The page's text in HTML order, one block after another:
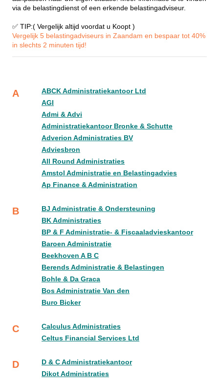
via de belastingdienst of een erkende belastingadviseur.
✅ TIP:( Vergelijk altijd voordat u Koopt )
Vergelijk 5 belastingadviseurs in Zaandam en bespaar tot 40%
in slechts 2 minuten tijd!
A
ABCK Administratiekantoor Ltd
AGI
Admi & Advi
Administratiekantoor Bronke & Schutte
Adverion Administraties BV
Adviesbron
All Round Administraties
Amstol Administratie en Belastingadvies
Ap Finance & Administration
B
BJ Administratie & Ondersteuning
BK Administraties
BP & F Administratie- & Fiscaaladvieskantoor
Baroen Administratie
Beekhoven A B C
Berends Administratie & Belastingen
Bohle & Da Graca
Bos Administratie Van den
Buro Bicker
C
Calculus Administraties
Celtus Financial Services Ltd
D
D & C Administratiekantoor
Dikot Administraties